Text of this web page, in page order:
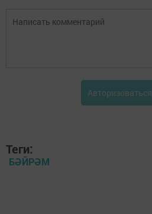
Авторизоваться
Теги:
БӘЙРӘМ